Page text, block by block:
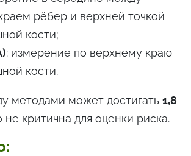
рёбер и верхней точкой
кости;
: измерение по верхнему краю
кости.
методами может достигать 1,8
не критична для оценки риска.